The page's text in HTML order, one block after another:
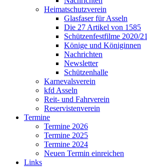
Heimatschutzverein
Glasfaser für Asseln
Die 27 Artikel von 1585
Schützenfestfilme 2020/21
Könige und Königinnen
Nachrichten
Newsletter
Schützenhalle
Karnevalsverein
kfd Asseln
Reit- und Fahrverein
Reservistenverein
Termine
Termine 2026
Termine 2025
Termine 2024
Neuen Termin einreichen
Links